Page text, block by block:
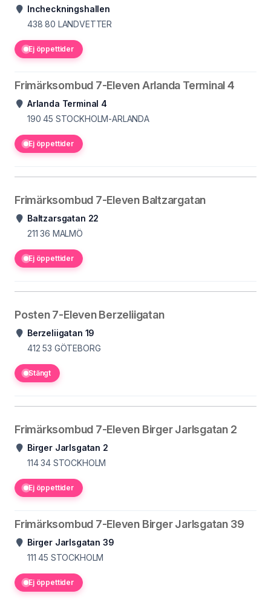
Incheckningshallen
438 80 LANDVETTER
Ej öppettider
Frimärksombud 7-Eleven Arlanda Terminal 4
Arlanda Terminal 4
190 45 STOCKHOLM-ARLANDA
Ej öppettider
Frimärksombud 7-Eleven Baltzargatan
Baltzarsgatan 22
211 36 MALMÖ
Ej öppettider
Posten 7-Eleven Berzeliigatan
Berzeliigatan 19
412 53 GÖTEBORG
Stängt
Frimärksombud 7-Eleven Birger Jarlsgatan 2
Birger Jarlsgatan 2
114 34 STOCKHOLM
Ej öppettider
Frimärksombud 7-Eleven Birger Jarlsgatan 39
Birger Jarlsgatan 39
111 45 STOCKHOLM
Ej öppettider